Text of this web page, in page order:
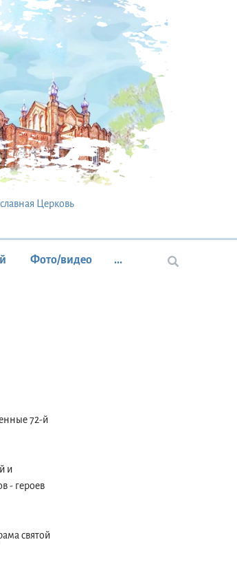
Церковь
Фото/видео ...
72-й
и
- героев
святой